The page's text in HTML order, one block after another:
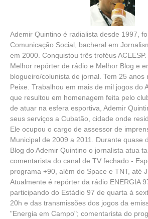
Ademir Quintino é radialista desde 1997,
Comunicação Social, bacheral em
em 2000. Conquistou três troféus
Melhor repórter de rádio e Melhor Blog e
blogueiro/colunista de jornal. Tem 25 anos
Peixe. Trabalhou em mais de mil jogos do
que resultou em homenagem feita pelo
de atuar na esfera esportiva, Ademir
seus serviços a Cubatão, cidade onde
Ele ocupou o cargo de assessor de
Municipal de 2009 a 2011. Durante quase
Blog do Ademir Quintino o jornalista atua
comentarista do canal de TV fechado -
programa +90, além do Space e TNT, até
Atualmente é repórter da rádio ENERGIA
participando do Estádio 97 de quarta á
20h e das transmissões dos jogos da
"Energia em Campo"; comentarista do